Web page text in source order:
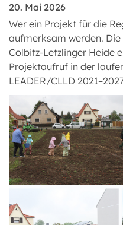
20. Mai 2026
Wer ein Projekt für die
aufmerksam werden.
Colbitz-Letzlinger Heide
Projektaufruf in der
LEADER/CLLD